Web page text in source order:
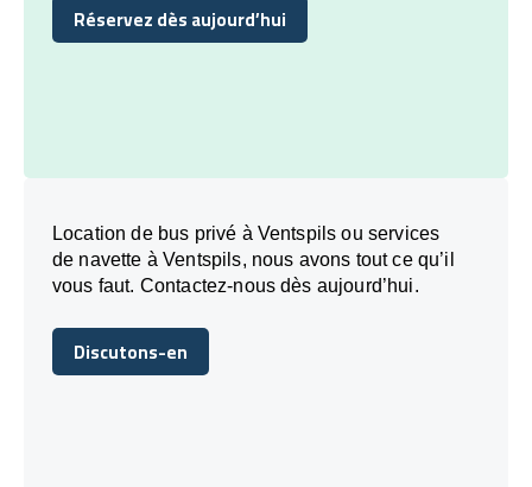
Réservez dès aujourd’hui
Réservez dès aujourd’hui
Location de bus privé à Ventspils ou services
de navette à Ventspils, nous avons tout ce qu’il
vous faut. Contactez-nous dès aujourd’hui.
Discutons-en
Discutons-en